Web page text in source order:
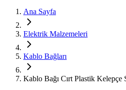
Ana Sayfa
Elektrik Malzemeleri
Kablo Bağları
Kablo Bağı Cırt Plastik Kelepçe